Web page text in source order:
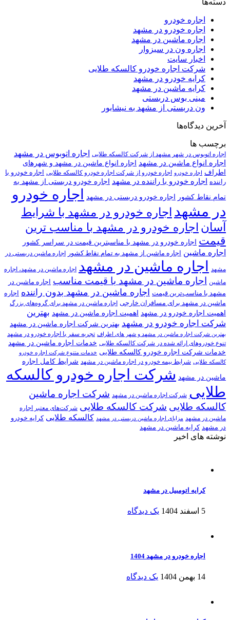
دسته‌ها
اجاره خودرو
اجاره خودرو در مشهد
اجاره ماشین در مشهد
اجاره ون در سبزوار
اخبار سایت
شرکت اجاره خودرو کالسکه طلایی
کرایه خودرو در مشهد
کرایه ماشین در مشهد
مینی بوس دربستی
ون دربستی از مشهد به نیشابور
آخرین دیدگاه‌ها
برچسب ها
اجاره اتوبوس در شهر مشهد از شرکت کالسکه طلایی اجاره اتوبوس در مشهد
اجاره انواع ماشین در مشهد اجاره انواع ماشین در مشهد و شهرهای
اطراف
اجاره خودرو اجاره خودرو از شرکت اجاره خودرو کالسکه طلایی
اجاره خودرو با
راننده
اجاره خودرو با راننده در مشهد
اجاره خودرو دربستی از مشهد به
تمام نقاط کشور
اجاره خودرو دربستی در مشهد
اجاره خودرو
در مشهد اجاره خودرو در مشهد با شرایط
آسان اجاره خودرو در مشهد با مناسب ترین
قیمت
اجاره خودرو در مشهد با مناسبترین قیمت در سراسر کشور
اجاره ماشین اجاره ماشین از مشهد به تمام نقاط کشور اجاره ماشین دربستی در
مشهد اجاره ماشین در مشهد اجاره ماشین در مشهد، اجاره
ماشین اجاره ماشین در مشهد با قیمت مناسب
اجاره ماشین در
مشهد با مناسب‌ترین قیمت
اجاره ماشین در مشهد بدون راننده
اجاره
ماشین در مشهد برای مسافران خارجی اجاره ماشین در مشهد برای گروه‌های بزرگ
اهمیت اجاره خودرو در مشهد اهمیت اجاره ماشین در مشهد بهترین
شرکت اجاره خودرو در مشهد بهترین شرکت اجاره ماشین در مشهد
بهترین شرکت اجاره ماشین در مشهد و شهر های اطراف تجربه سفر با اجاره خودرو در مشهد
تنوع خودروهای ارائه شده در شرکت کالسکه طلایی خدمات اجاره ماشین در مشهد
خدمات شرکت اجاره خودرو کالسکه طلایی خدمات متنوع شرکت اجاره خودرو
کالسکه طلایی شرایط بیمه خودرو در اجاره ماشین در مشهد شرایط کامل اجاره
ماشین در مشهد شرکت اجاره خودرو کالسکه
طلایی شرکت اجاره ماشین در مشهد شرکت اجاره ماشین
کالسکه طلایی شرکت کالسکه طلایی شرکت‌های معتبر اجاره
ماشین در مشهد مزایای اجاره ماشین دربستی در مشهد کالسکه طلایی کرایه خودرو
در مشهد کرایه ماشین در مشهد
نوشته های اخیر
کرایه اتومبیل در مشهد
5 اسفند 1404 یک دیدگاه
اجاره خودرو در مشهد 1404
14 بهمن 1404 یک دیدگاه